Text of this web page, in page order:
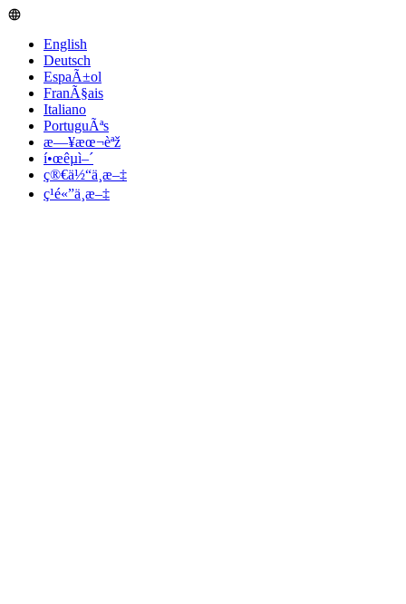
English
Deutsch
EspaÃ±ol
FranÃ§ais
Italiano
PortuguÃªs
æ—¥æœ¬èªž
í•œêµ­ì–´
ç®€ä½“ä¸­æ–‡
ç¹é«”ä¸­æ–‡